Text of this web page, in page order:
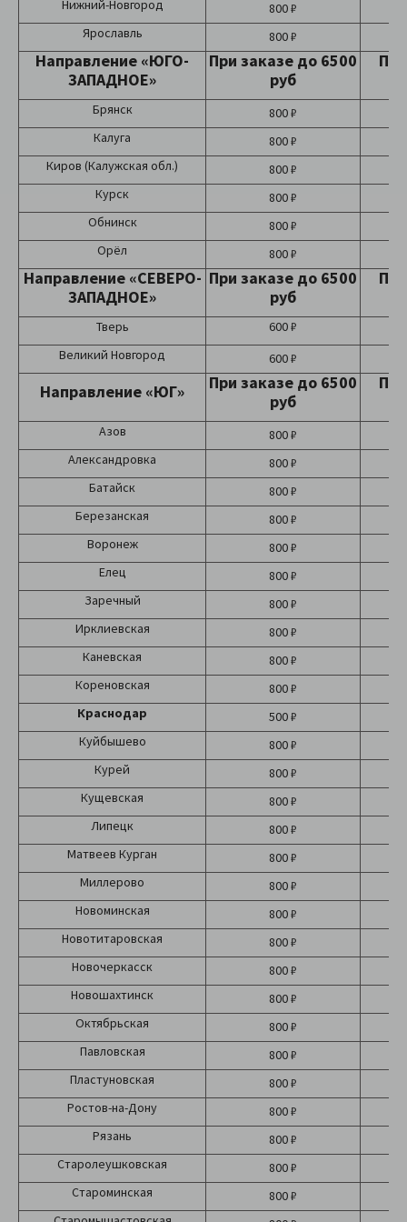
Нижний-Новгород
800 ₽
Ярославль
800 ₽
Направление «ЮГО-
ЗАПАДНОЕ»
При заказе до 6500
руб
Брянск
800 ₽
Калуга
800 ₽
Киров (Калужская обл.)
800 ₽
Курск
800 ₽
Обнинск
800 ₽
Орёл
800 ₽
Направление «СЕВЕРО-
ЗАПАДНОЕ»
При заказе до 6500
руб
Тверь
600 ₽
Великий Новгород
600 ₽
Направление «ЮГ»
При заказе до 6500
руб
Азов
800 ₽
Александровка
800 ₽
Батайск
800 ₽
Березанская
800 ₽
Воронеж
800 ₽
Елец
800 ₽
Заречный
800 ₽
Ирклиевская
800 ₽
Каневская
800 ₽
Кореновская
800 ₽
Краснодар
500 ₽
Куйбышево
800 ₽
Курей
800 ₽
Кущевская
800 ₽
Липецк
800 ₽
Матвеев Курган
800 ₽
Миллерово
800 ₽
Новоминская
800 ₽
Новотитаровская
800 ₽
Новочеркасск
800 ₽
Новошахтинск
800 ₽
Октябрьская
800 ₽
Павловская
800 ₽
Пластуновская
800 ₽
Ростов-на-Дону
800 ₽
Рязань
800 ₽
Старолеушковская
800 ₽
Староминская
800 ₽